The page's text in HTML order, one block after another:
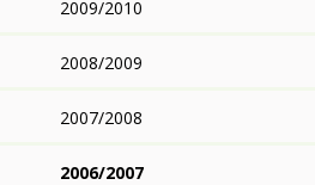
2009/2010
2008/2009
2007/2008
2006/2007